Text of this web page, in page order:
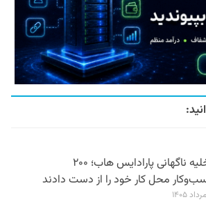
تخلیه ناگهانی پارادایس هاب؛ ۲۰۰
محل کار خود را از دست دادند